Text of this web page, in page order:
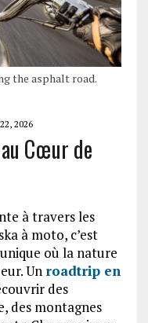
the asphalt road.
2026
Cœur de
à travers les
à moto, c’est
où la nature
Un roadtrip en
des
des montagnes